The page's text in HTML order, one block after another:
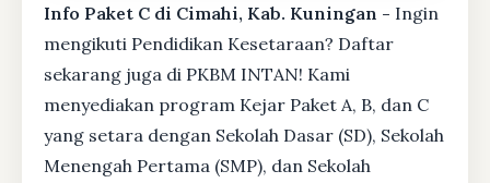
Info Paket C di Cimahi, Kab. Kuningan - Ingin
mengikuti Pendidikan Kesetaraan? Daftar
sekarang juga di PKBM INTAN! Kami
menyediakan program Kejar Paket A, B, dan C
yang setara dengan Sekolah Dasar (SD), Sekolah
Menengah Pertama (SMP), dan Sekolah